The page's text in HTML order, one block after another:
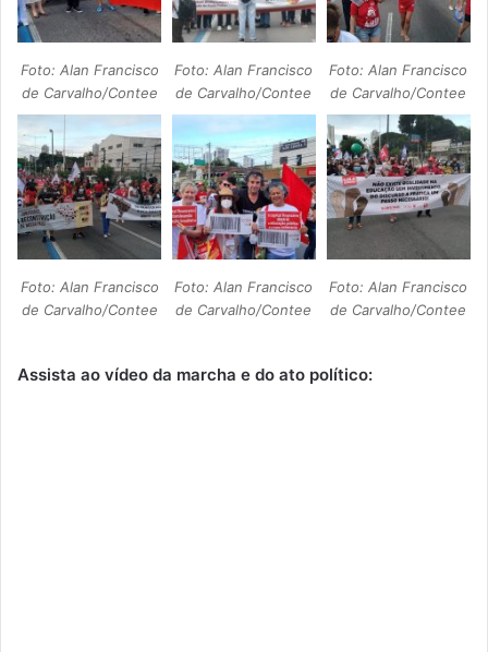
Foto: Alan Francisco
de Carvalho/Contee
Foto: Alan Francisco
de Carvalho/Contee
Foto: Alan Francisco
de Carvalho/Contee
Foto: Alan Francisco
de Carvalho/Contee
Foto: Alan Francisco
de Carvalho/Contee
Foto: Alan Francisco
de Carvalho/Contee
Assista ao vídeo da marcha e do ato político: